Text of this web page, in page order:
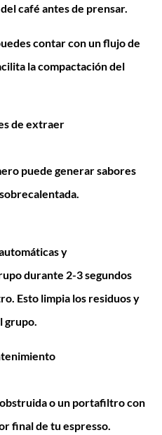
café antes de prensar.
contar con un flujo de
la compactación del
de extraer
puede generar sabores
y
durante 2-3 segundos
Esto limpia los residuos y
grupo.
o un portafiltro con
final de tu espresso.